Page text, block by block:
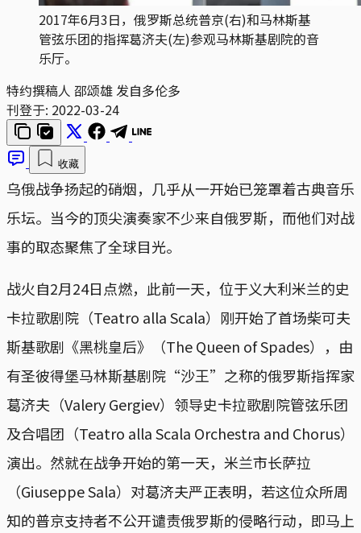
2017年6月3日，俄罗斯总统普京(右)和马林斯基
管弦乐团的指挥葛济夫(左)参观马林斯基剧院的音
乐厅。
特约撰稿人 邵颂雄 发自多伦多
刊登于: 2022-03-24
收藏
乌俄战争扬起的硝烟，几乎从一开始已笼罩着古典音乐
乐坛。当今的顶尖演奏家不少来自俄罗斯，而他们对战
事的取态聚焦了全球目光。
战火自2月24日点燃，此前一天，位于义大利米兰的史
卡拉歌剧院（Teatro alla Scala）刚开始了首场柴可夫
斯基歌剧《黑桃皇后》（The Queen of Spades），由
有圣彼得堡马林斯基剧院“沙王”之称的俄罗斯指挥家
葛济夫（Valery Gergiev）领导史卡拉歌剧院管弦乐团
及合唱团（Teatro alla Scala Orchestra and Chorus）
演出。然就在战争开始的第一天，米兰市长萨拉
（Giuseppe Sala）对葛济夫严正表明，若这位众所周
知的普京支持者不公开谴责俄罗斯的侵略行动，即马上